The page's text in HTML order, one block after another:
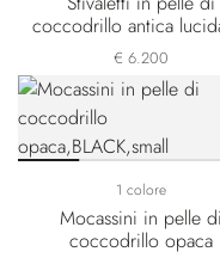
coccodrillo antica
mano
€ 6.200
1 colore
Mocassini in pelle di
coccodrillo opaca